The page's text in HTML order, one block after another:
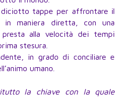
tappe per affrontare il
in maniera diretta, con una
alla velocità dei tempi
stesura.
in grado di conciliare e
umano.
la chiave con la quale